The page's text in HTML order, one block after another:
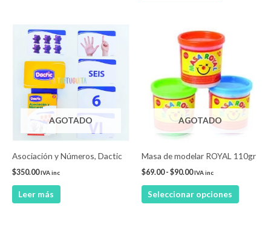
AGOTADO
Asociación y Números, Dactic
$350.00IVA inc
Leer más
AGOTADO
Masa de modelar ROYAL 110gr
$69.00 - $90.00
de
precios:
desde
$69.00
hasta
$90.00
IVA inc
Seleccionar opciones
Las
se
pueden